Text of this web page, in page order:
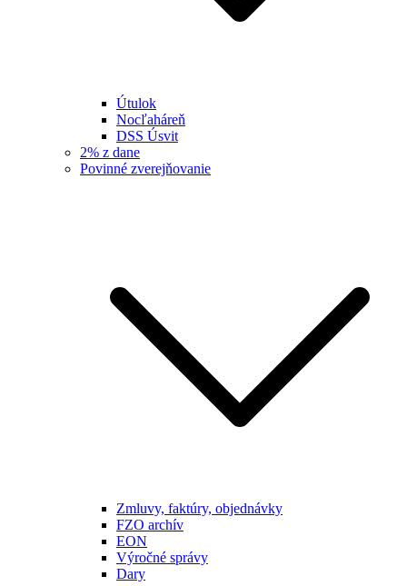
Útulok
Nocľaháreň
DSS Úsvit
2% z dane
Povinné zverejňovanie
Zmluvy, faktúry, objednávky
FZO archív
EON
Výročné správy
Dary